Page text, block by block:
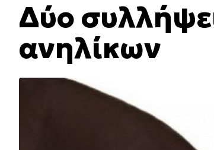
Δύο
ανηλίκων